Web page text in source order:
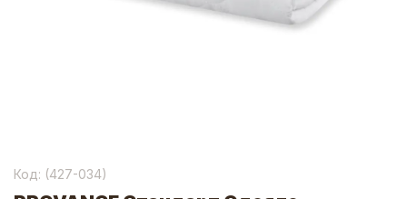
Код: (427-034)